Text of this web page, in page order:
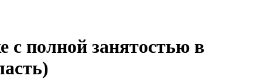
с полной занятостью в